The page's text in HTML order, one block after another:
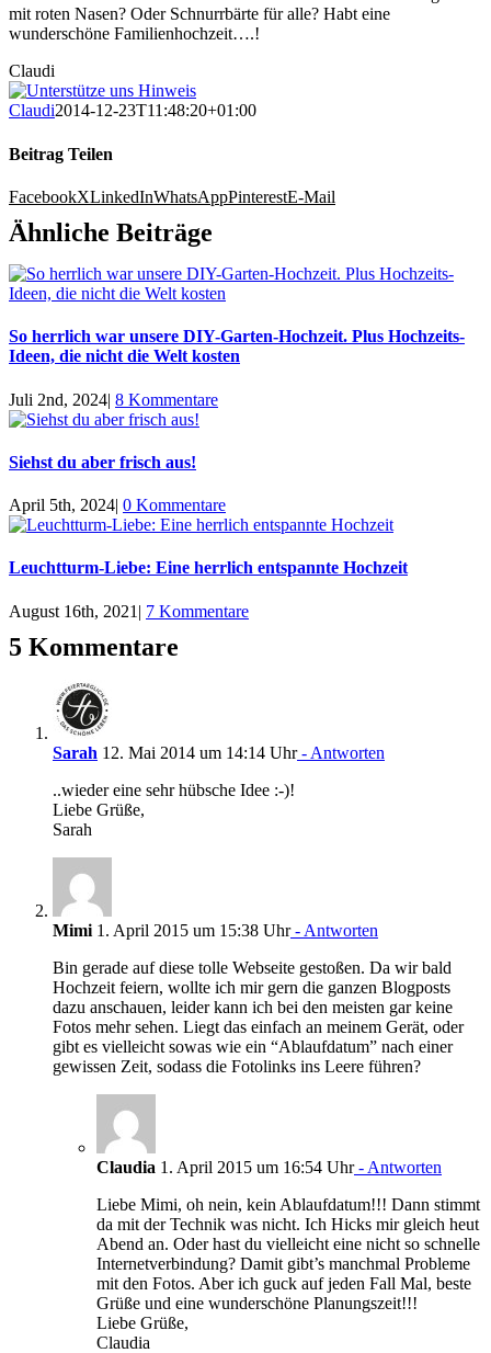
mit roten Nasen? Oder Schnurrbärte für alle? Habt eine
wunderschöne Familienhochzeit….!
Claudi
Claudi2014-12-23T11:48:20+01:00
Beitrag Teilen
FacebookXLinkedInWhatsAppPinterestE-Mail
Ähnliche Beiträge
So herrlich war unsere DIY-Garten-Hochzeit. Plus Hochzeits-
Ideen, die nicht die Welt kosten
Juli 2nd, 2024| 8 Kommentare
Siehst du aber frisch aus!
April 5th, 2024| 0 Kommentare
Leuchtturm-Liebe: Eine herrlich entspannte Hochzeit
August 16th, 2021 | 7 Kommentare
5 Kommentare
Sarah 12. Mai 2014 um 14:14 Uhr- Antworten
..wieder eine sehr hübsche Idee :-)!
Liebe Grüße,
Sarah
Mimi 1. April 2015 um 15:38 Uhr- Antworten
Bin gerade auf diese tolle Webseite gestoßen. Da wir bald
Hochzeit feiern, wollte ich mir gern die ganzen Blogposts
dazu anschauen, leider kann ich bei den meisten gar keine
Fotos mehr sehen. Liegt das einfach an meinem Gerät, oder
gibt es vielleicht sowas wie ein “Ablaufdatum” nach einer
gewissen Zeit, sodass die Fotolinks ins Leere führen?
Claudia 1. April 2015 um 16:54 Uhr- Antworten
Liebe Mimi, oh nein, kein Ablaufdatum!!! Dann stimmt
da mit der Technik was nicht. Ich Hicks mir gleich heut
Abend an. Oder hast du vielleicht eine nicht so schnelle
Internetverbindung? Damit gibt’s manchmal Probleme
mit den Fotos. Aber ich guck auf jeden Fall Mal, beste
Grüße und eine wunderschöne Planungszeit!!!
Liebe Grüße,
Claudia